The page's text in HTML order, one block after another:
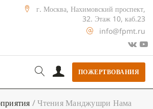
г. Москва, Нахимовский проспект,
32. Этаж 10, каб.23
info@fpmt.ru
ПОЖЕРТВОВАНИЯ
/Чтения Манджушри Нама